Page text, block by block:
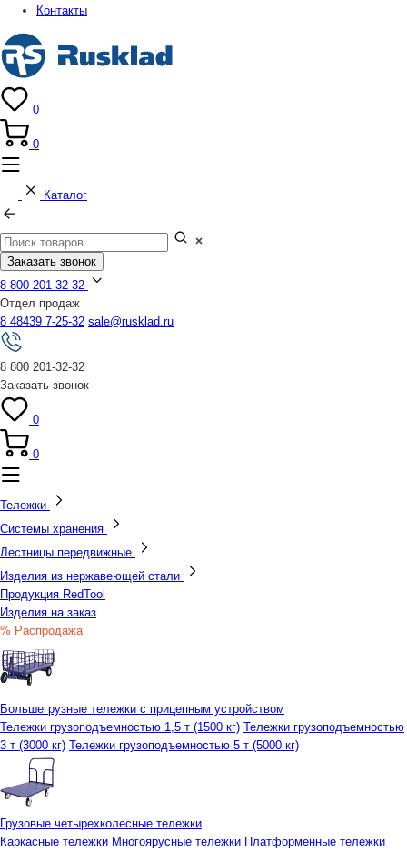
Контакты
0
0
Каталог
Заказать звонок
8 800 201-32-32
Отдел продаж
8 48439 7-25-32 sale@rusklad.ru
8 800 201-32-32
Заказать звонок
0
0
Тележки
Системы хранения
Лестницы передвижные
Изделия из нержавеющей стали
Продукция RedTool
Изделия на заказ
% Распродажа
Большегрузные тележки с прицепным устройством
Тележки грузоподъемностью 1,5 т (1500 кг) Тележки грузоподъемностью
3 т (3000 кг) Тележки грузоподъемностью 5 т (5000 кг)
Грузовые четырехколесные тележки
Каркасные тележки Многоярусные тележки Платформенные тележки